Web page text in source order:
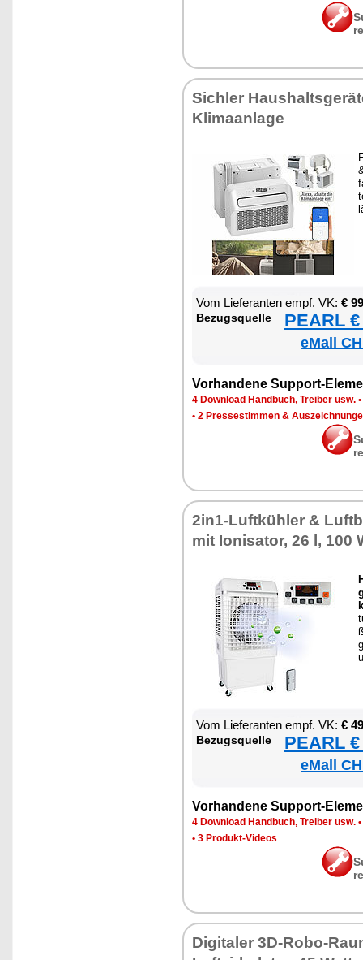
Sich­ler
Kli­ma­an­la­ge
Vom Lie­fe­ran­ten empf. VK: €
Be­zugs­quel­le PEARL
eMall
Vor­han­de­ne Sup­port-
4 Down­load Hand­buch, Trei­ber usw. •
• 2 Pres­se­stim­men &
2in1-Luft­küh­ler &
mit Io­ni­sa­tor, 26 l, 100
Vom Lie­fe­ran­ten empf. VK: €
Be­zugs­quel­le PEARL
eMall
Vor­han­de­ne Sup­port-
4 Down­load Hand­buch, Trei­ber usw. •
• 3 Pro­dukt-Vi­de­os
Di­gi­ta­ler 3D-Ro­bo-